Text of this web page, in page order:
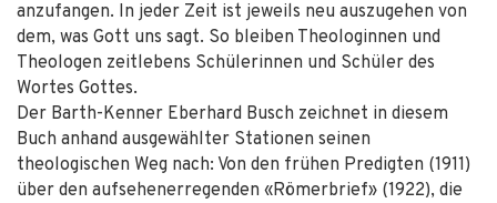
anzufangen. In jeder Zeit ist jeweils neu auszugehen von
dem, was Gott uns sagt. So bleiben Theologinnen und
Theologen zeitlebens Schülerinnen und Schüler des
Wortes Gottes.
Der Barth-Kenner Eberhard Busch zeichnet in diesem
Buch anhand ausgewählter Stationen seinen
theologischen Weg nach: Von den frühen Predigten (1911)
über den aufsehenerregenden «Römerbrief» (1922), die